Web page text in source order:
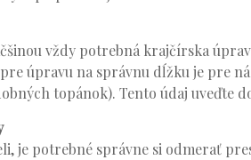
vždy potrebná krajčírska
úpravu na správnu dĺžku je pre
topánok). Tento údaj uveďte
je potrebné správne si odmerať